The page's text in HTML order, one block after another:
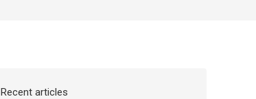
Recent articles